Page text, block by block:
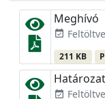
Meghívó
event_available
211 KB
event_available